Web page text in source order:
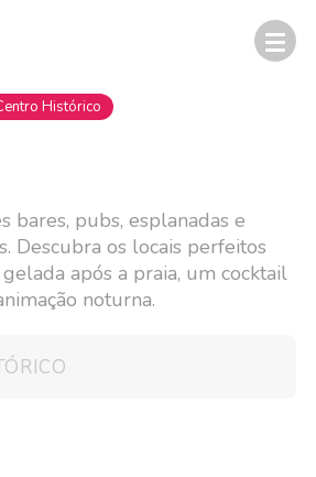
Histórico
bares, pubs, esplanadas e
Descubra os locais perfeitos
após a praia, um cocktail
noturna.